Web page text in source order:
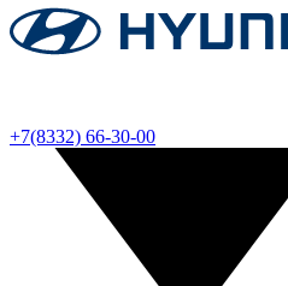
+7(8332) 66-30-00